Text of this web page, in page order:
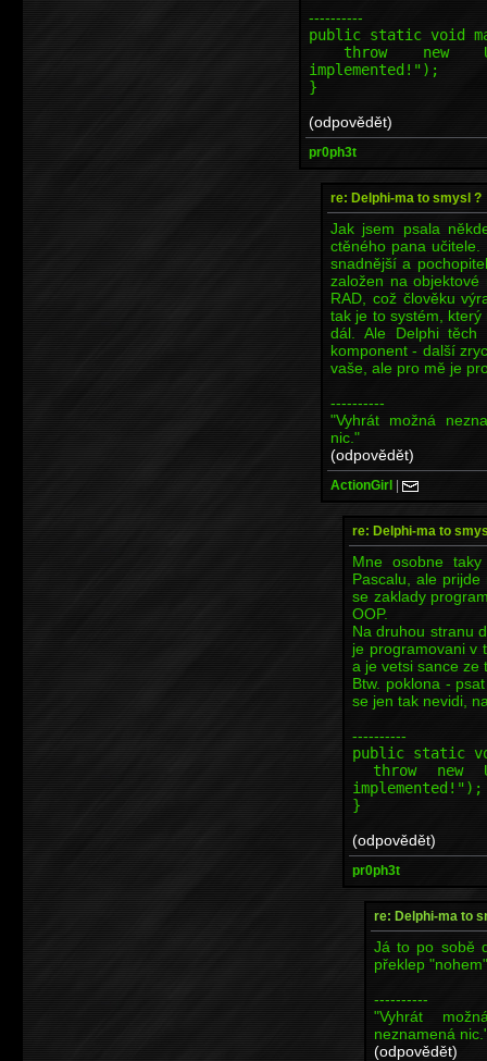
----------
public static void
throw new
implemented!");
}
(odpovědět)
pr0ph3t
re: Delphi-ma to smysl ?
Jak jsem psala
ctěného pana
snadnější a
založen na
RAD, což člověku
tak je to systém,
dál. Ale Delphi těch
komponent - další
vaše, ale pro mě je
----------
"Vyhrát možná
nic."
(odpovědět)
ActionGirl |
re: Delphi-ma to
Mne osobne
Pascalu, ale
se zaklady
OOP.
Na druhou stranu
je programovani v
a je vetsi sance ze
Btw. poklona -
se jen tak nevidi,
----------
public static
throw new
implemented!");
}
(odpovědět)
pr0ph3t
re: Delphi-ma to
Já to po sobě
překlep
----------
"Vyhrát
neznamená
(odpovědět)